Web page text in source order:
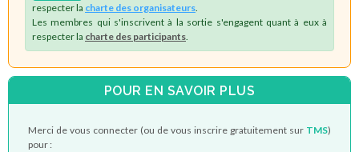
respecter la charte des organisateurs
Les membres qui s'inscrivent à la sortie s'engagent quant à eux à
respecter la charte des participants
POUR EN SAVOIR PLUS
Merci de vous connecter (ou de vous inscrire gratuitement sur TMS)
pour :